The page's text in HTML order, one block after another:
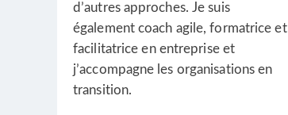
d’autres approches. Je suis
également coach agile, formatrice et
facilitatrice en entreprise et
j’accompagne les organisations en
transition.